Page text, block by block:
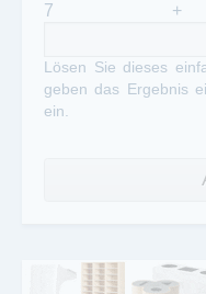
7
Lösen Sie dieses
geben das Ergebnis
ein.